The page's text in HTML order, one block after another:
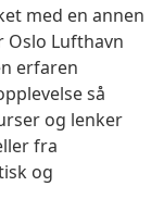
med en annen
Oslo Lufthavn
erfaren
så
og lenker
fra
og